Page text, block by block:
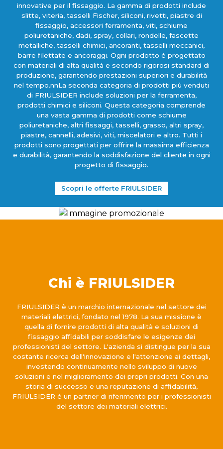
innovative per il fissaggio. La gamma di prodotti include
slitte, viteria, tasselli Fischer, siliconi, rivetti, piastre di
fissaggio, accessori ferramenta, viti, schiume
poliuretaniche, dadi, spray, collari, rondelle, fascette
metalliche, tasselli chimici, ancoranti, tasselli meccanici,
barre filettate e ancoraggi. Ogni prodotto è progettato
con materiali di alta qualità e secondo rigorosi standard di
produzione, garantendo prestazioni superiori e durabilità
nel tempo.nnLa seconda categoria di prodotti più venduti
di FRIULSIDER include soluzioni per la ferramenta,
prodotti chimici e siliconi. Questa categoria comprende
una vasta gamma di prodotti come schiume
poliuretaniche, altri fissaggi, tasselli, grasso, altri spray,
piastre, cannelli, adesivi, viti, miscelatori e altro. Tutti i
prodotti sono progettati per offrire la massima efficienza
e durabilità, garantendo la soddisfazione del cliente in ogni
progetto di fissaggio.
Scopri le offerte FRIULSIDER
Chi è FRIULSIDER
FRIULSIDER è un marchio internazionale nel settore dei
materiali elettrici, fondato nel 1978. La sua missione è
quella di fornire prodotti di alta qualità e soluzioni di
fissaggio affidabili per soddisfare le esigenze dei
professionisti del settore. L'azienda si distingue per la sua
costante ricerca dell'innovazione e l'attenzione ai dettagli,
investendo continuamente nello sviluppo di nuove
soluzioni e nel miglioramento dei propri prodotti. Con una
storia di successo e una reputazione di affidabilità,
FRIULSIDER è un partner di riferimento per i professionisti
del settore dei materiali elettrici.